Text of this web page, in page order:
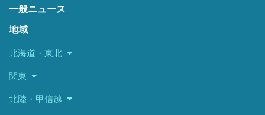
一般ニュース
地域
北海道・東北
関東
北陸・甲信越